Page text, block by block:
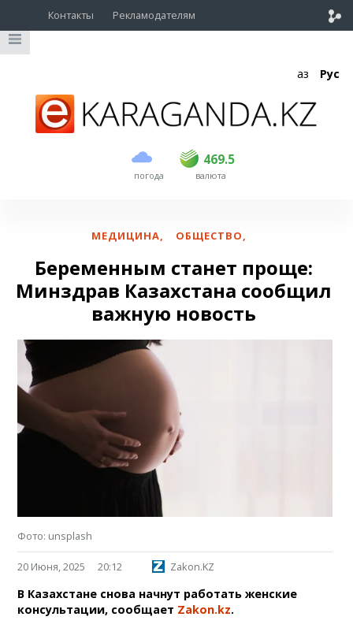
Контакты Рекламодателям
Қаз Рус
погода
469.5
USD 468 469.5
EUR валюта
МЕДИЦИНА, ОБЩЕСТВО,
Беременным станет проще:
Минздрав Казахстана сообщил
важную новость
Фото: unsplash
20 Июня, 2025 20:12 Zakon.KZ
В Казахстане снова начнут работать женские
консультации, сообщает Zakon.kz.